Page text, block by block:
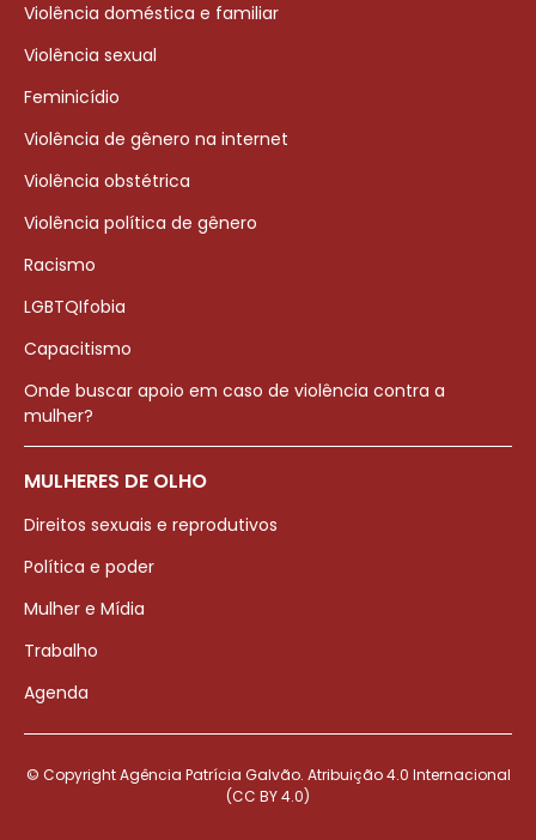
Violência doméstica e familiar
Violência sexual
Feminicídio
Violência de gênero na internet
Violência obstétrica
Violência política de gênero
Racismo
LGBTQIfobia
Capacitismo
Onde buscar apoio em caso de violência contra a
mulher?
MULHERES DE OLHO
Direitos sexuais e reprodutivos
Política e poder
Mulher e Mídia
Trabalho
Agenda
© Copyright Agência Patrícia Galvão. Atribuição 4.0 Internacional
(CC BY 4.0)